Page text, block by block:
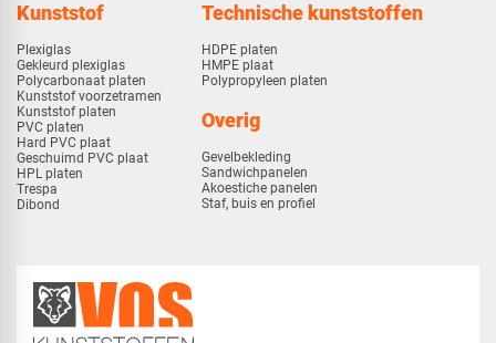
Kunststof
Plexiglas
Gekleurd plexiglas
Polycarbonaat platen
Kunststof voorzetramen
Kunststof platen
PVC platen
Hard PVC plaat
Geschuimd PVC plaat
HPL platen
Trespa
Dibond
Technische kunststoffen
HDPE platen
HMPE plaat
Polypropyleen platen
Overig
Gevelbekleding
Sandwichpanelen
Akoestiche panelen
Staf, buis en profiel